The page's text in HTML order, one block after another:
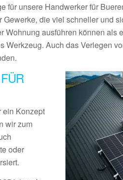
für unsere Handwerker für
Gewerke, die viel schneller und
Wohnung ausführen können als
Werkzeug. Auch das Verlegen
ein Konzept
wir zum
oder